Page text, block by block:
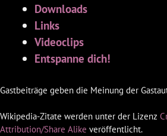
Downloads
Links
Videoclips
Entspanne dich!
Gastbeiträge geben die Meinung der
Wikipedia-Zitate werden unter der Lizenz
Attribution/Share Alike veröffentlicht.